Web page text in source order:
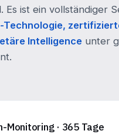
Es ist ein vollständiger
Technologie,
Intelligence unter
Monitoring · 365 Tage